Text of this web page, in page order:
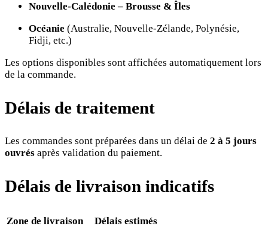
Nouvelle-Calédonie – Brousse & Îles
Océanie (Australie, Nouvelle-Zélande, Polynésie,
Fidji, etc.)
Les options disponibles sont affichées automatiquement lors
de la commande.
Délais de traitement
Les commandes sont préparées dans un délai de 2 à 5 jours
ouvrés après validation du paiement.
Délais de livraison indicatifs
Zone de livraison
Délais estimés